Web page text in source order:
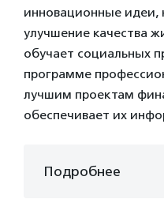
инновационные идеи,
улучшение качества
обучает социальных
программе
лучшим проектам
обеспечивает их
Подробнее